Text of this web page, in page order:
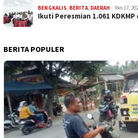
BENGKALIS BERITA DAERAH Mei 17,
Ikuti Peresmian 1.061
BERITA POPULER